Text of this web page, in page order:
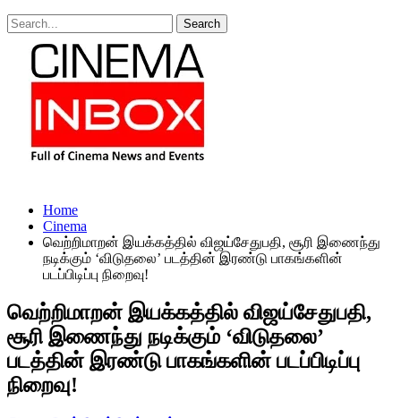
Home
Cinema
வெற்றிமாறன் இயக்கத்தில் விஜய்சேதுபதி, சூரி இணைந்து
நடிக்கும் ‘விடுதலை’ படத்தின் இரண்டு பாகங்களின்
படப்பிடிப்பு நிறைவு!
வெற்றிமாறன் இயக்கத்தில் விஜய்சேதுபதி,
சூரி இணைந்து நடிக்கும் ‘விடுதலை’
படத்தின் இரண்டு பாகங்களின் படப்பிடிப்பு
நிறைவு!